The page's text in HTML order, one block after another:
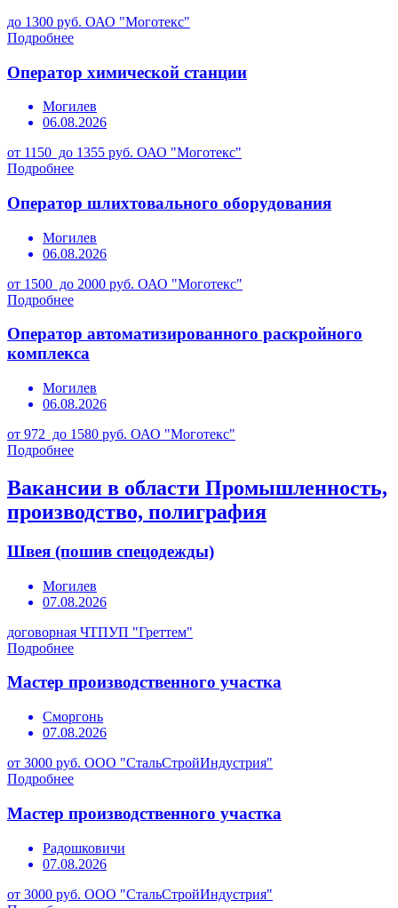
до 1300 руб. ОАО "Моготекс"
Подробнее
Оператор химической станции
Могилев
06.08.2026
от 1150 до 1355 руб. ОАО "Моготекс"
Подробнее
Оператор шлихтовального оборудования
Могилев
06.08.2026
от 1500 до 2000 руб. ОАО "Моготекс"
Подробнее
Оператор автоматизированного раскройного
комплекса
Могилев
06.08.2026
от 972 до 1580 руб. ОАО "Моготекс"
Подробнее
Вакансии в области Промышленность,
производство, полиграфия
Швея (пошив спецодежды)
Могилев
07.08.2026
договорная ЧТПУП "Греттем"
Подробнее
Мастер производственного участка
Сморгонь
07.08.2026
от 3000 руб. ООО "СтальСтройИндустрия"
Подробнее
Мастер производственного участка
Радошковичи
07.08.2026
от 3000 руб. ООО "СтальСтройИндустрия"